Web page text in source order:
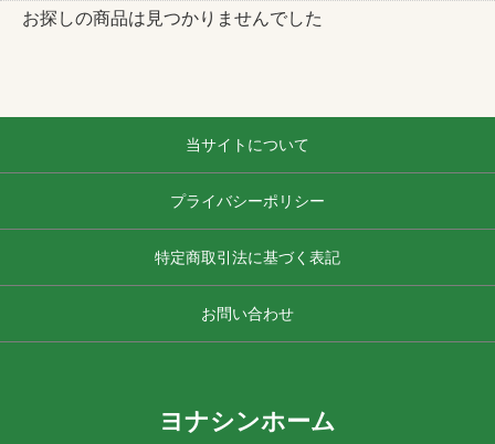
お探しの商品は見つかりませんでした
当サイトについて
プライバシーポリシー
特定商取引法に基づく表記
お問い合わせ
ヨナシンホーム